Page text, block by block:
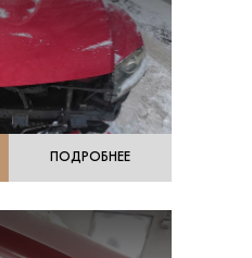
ПОДРОБНЕЕ